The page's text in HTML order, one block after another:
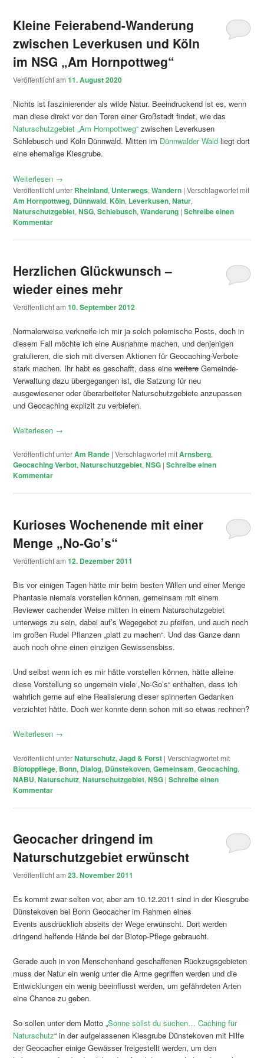
Kleine Feierabend-Wanderung
zwischen Leverkusen und Köln
im NSG „Am Hornpottweg“
Veröffentlicht am11. August 2020
Nichts ist faszinierender als wilde Natur. Beeindruckend ist es, wenn
man diese direkt vor den Toren einer Großstadt findet, wie das
Naturschutzgebiet „Am Hornpottweg“ zwischen Leverkusen
Schlebusch und Köln Dünnwald. Mitten im Dünnwalder Wald liegt dort
eine ehemalige Kiesgrube.
Weiterlesen →
Veröffentlicht unter Rheinland, Unterwegs,Wandern |Verschlagwortet mit
Am Hornpottweg, Dünnwald,Köln, Leverkusen,Natur,
Naturschutzgebiet,NSG,Schlebusch,Wanderung |Schreibe einen
Kommentar
Herzlichen Glückwunsch –
wieder eines mehr
Veröffentlicht am10. September 2012
Normalerweise verkneife ich mir ja solch polemische Posts, doch in
diesem Fall möchte ich eine Ausnahme machen, und denjenigen
gratulieren, die sich mit diversen Aktionen für Geocaching-Verbote
stark machen. Ihr habt es geschafft, dass eineweitereGemeinde-
Verwaltung dazu übergegangen ist, die Satzung für neu
ausgewiesener oder überarbeiteter Naturschutzgebiete anzupassen
und Geocaching explizit zu verbieten.
Weiterlesen →
Veröffentlicht unterAm Rande |Verschlagwortet mitArnsberg,
Geocaching Verbot,Naturschutzgebiet,NSG |Schreibe einen
Kommentar
Kurioses Wochenende mit einer
Menge „No-Go’s“
Veröffentlicht am12. Dezember 2011
Bis vor einigen Tagen hätte mir beim besten Willen und einer Menge
Phantasie niemals vorstellen können, gemeinsam mit einem
Reviewer cachender Weise mitten in einem Naturschutzgebiet
unterwegs zu sein, dabei auf’s Wegegebot zu pfeifen, und auch noch
im großen Rudel Pflanzen „platt zu machen“. Und das Ganze dann
auch noch ohne einen einzigen Gewissensbiss.
Und selbst wenn ich es mir hätte vorstellen können, hätte alleine
diese Vorstellung so ungemein viele „No-Go’s“ enthalten, dass ich
wahrlich gerne auf eine Realisierung dieser spinnerten Gedanken
verzichtet hätte. Doch wer konnte denn schon mit so etwas rechnen?
Weiterlesen →
Veröffentlicht unterNaturschutz, Jagd & Forst |Verschlagwortet mit
Biotoppflege, Bonn, Dialog, Dünstekoven,Gemeinsam,Geocaching,
NABU,Naturschutz,Naturschutzgebiet,NSG |Schreibe einen
Kommentar
Geocacher dringend im
Naturschutzgebiet erwünscht
Veröffentlicht am23. November 2011
Es kommt zwar selten vor, aber am 10.12.2011 sind in der Kiesgrube
Dünstekoven bei Bonn Geocacher im Rahmen eines
Events ausdrücklich abseits der Wege erwünscht. Dort werden
dringend helfende Hände bei der Biotop-Pflege gebraucht.
Gerade auch in von Menschenhand geschaffenen Rückzugsgebieten
muss der Natur ein wenig unter die Arme gegriffen werden und die
Entwicklungen ein wenig beeinflusst werden, um gefährdeten Arten
eine Chance zu geben.
So sollen unter dem Motto „Sonne sollst du suchen… Caching für
Naturschutz“ in der aufgelassenen Kiesgrube Dünstekoven mit Hilfe
der Geocacher einige Gewässer freigestellt werden, um den